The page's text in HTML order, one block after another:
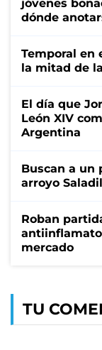
jóvenes
dónde
Temporal en
la mitad de
El día que
León XIV
Argentina
Buscan a un
arroyo
Roban
mercado
TU